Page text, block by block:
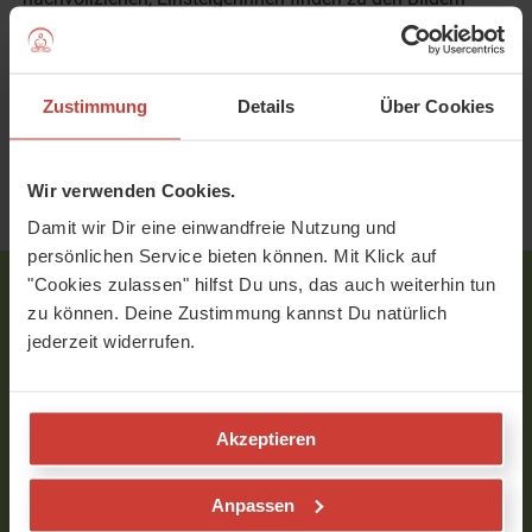
Zustimmung Details Über Cookies
Wir verwenden Cookies.
Damit wir Dir eine einwandfreie Nutzung und
persönlichen Service bieten können. Mit Klick auf
"Cookies zulassen" hilfst Du uns, das auch weiterhin tun
zu können. Deine Zustimmung kannst Du natürlich
jederzeit widerrufen.
Akzeptieren
Anpassen
auch ausführliche Beschreibungen der jeweiligen Asana.
Besonders gefällt mir, dass es in diesem Buch nicht um
Körperpositionen geht, sondern darum, Atem und
Bewegung in Einklang zu bringen - also um Meditation in
bestellen. Zur Bestellung
Neu bei uns?
Über 1.250 Yoga-Videos für 7 Tage kostenlos &
unverbindlich ausprobieren- keine Kündigung
notwendig. Gib einfach Deine E-Mail ein, wähle